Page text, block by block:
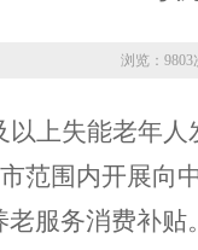
浏览：9803
上失能老年
范围内开展向
服务消费补